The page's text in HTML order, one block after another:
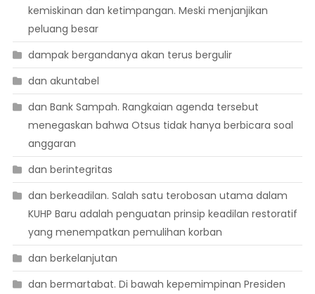
kemiskinan dan ketimpangan. Meski menjanjikan
peluang besar
dampak bergandanya akan terus bergulir
dan akuntabel
dan Bank Sampah. Rangkaian agenda tersebut
menegaskan bahwa Otsus tidak hanya berbicara soal
anggaran
dan berintegritas
dan berkeadilan. Salah satu terobosan utama dalam
KUHP Baru adalah penguatan prinsip keadilan restoratif
yang menempatkan pemulihan korban
dan berkelanjutan
dan bermartabat. Di bawah kepemimpinan Presiden